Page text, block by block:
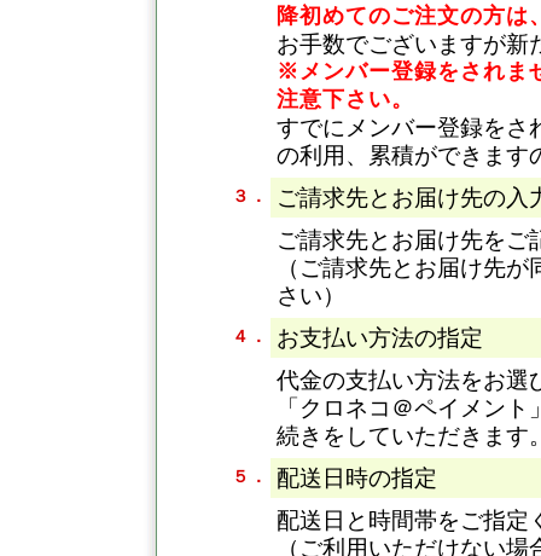
降初めてのご注文の方は
お手数でございますが新
※メンバー登録をされま
注意下さい。
すでにメンバー登録をさ
の利用、累積ができます
３．
ご請求先とお届け先の入
ご請求先とお届け先をご
（ご請求先とお届け先
さい）
４．
お支払い方法の指定
代金の支払い方法をお選
「クロネコ＠ペイメント
続きをしていただきます
５．
配送日時の指定
配送日と時間帯をご指定
（ご利用いただけない